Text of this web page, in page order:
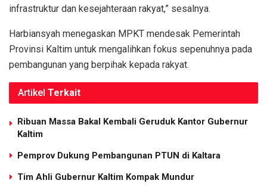
infrastruktur dan kesejahteraan rakyat,” sesalnya.
Harbiansyah menegaskan MPKT mendesak Pemerintah
Provinsi Kaltim untuk mengalihkan fokus sepenuhnya pada
pembangunan yang berpihak kepada rakyat.
Artikel Terkait
Ribuan Massa Bakal Kembali Geruduk Kantor Gubernur
Kaltim
Pemprov Dukung Pembangunan PTUN di Kaltara
Tim Ahli Gubernur Kaltim Kompak Mundur